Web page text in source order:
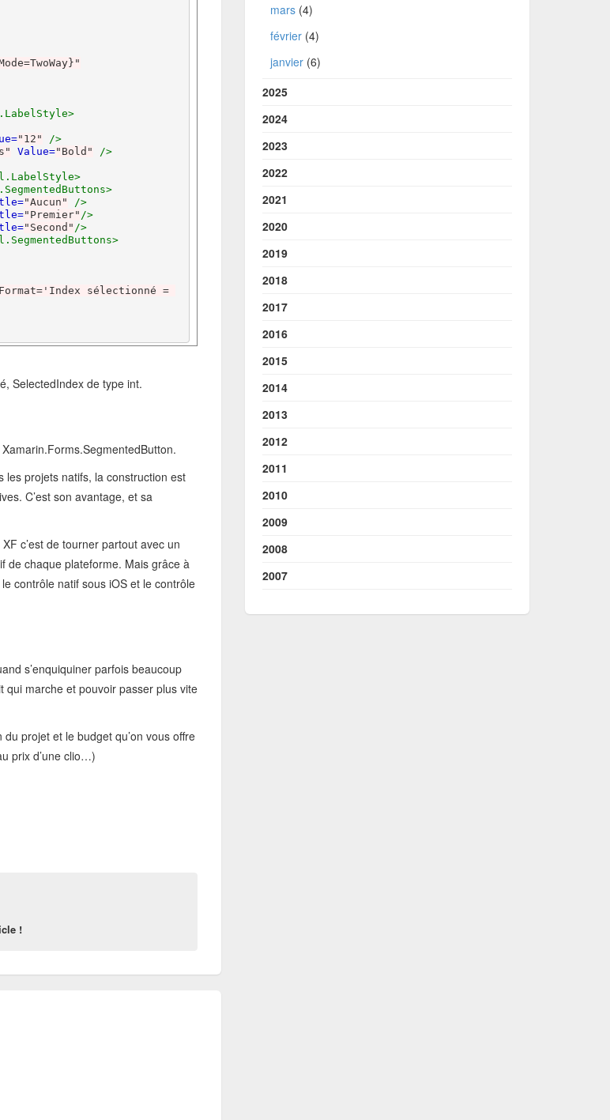
"12"
/>
Value="Bold"
/>
"Aucun"
/>
"Premier" />
"Second" />
sélectionné =
SelectedIndex de type int.
les projets natifs, la construction est
C’est son avantage, et sa
c’est de tourner partout avec un
de chaque plateforme. Mais grâce à
contrôle natif sous iOS et le contrôle
s’enquiquiner parfois beaucoup
qui marche et pouvoir passer plus vite
projet et le budget qu’on vous offre
prix d’une clio…)
!
mars(4)
février(4)
janvier(6)
2025
2024
2023
2022
2021
2020
2019
2018
2017
2016
2015
2014
2013
2012
2011
2010
2009
2008
2007